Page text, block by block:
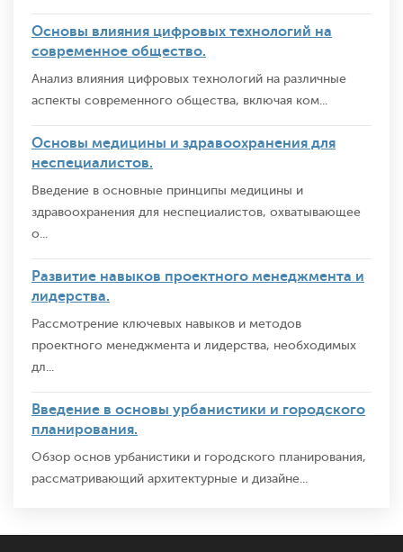
Основы влияния цифровых технологий на
современное общество.
Анализ влияния цифровых технологий на различные
аспекты современного общества, включая ком...
Основы медицины и здравоохранения для
неспециалистов.
Введение в основные принципы медицины и
здравоохранения для неспециалистов, охватывающее
о...
Развитие навыков проектного менеджмента и
лидерства.
Рассмотрение ключевых навыков и методов
проектного менеджмента и лидерства, необходимых
дл...
Введение в основы урбанистики и городского
планирования.
Обзор основ урбанистики и городского планирования,
рассматривающий архитектурные и дизайне...